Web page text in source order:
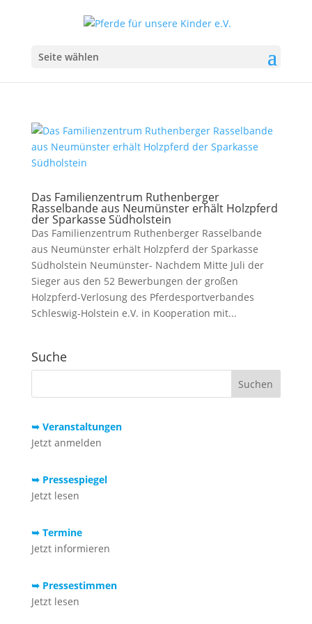
Seite wählen
Das Familienzentrum Ruthenberger
Rasselbande aus Neumünster erhält Holzpferd
der Sparkasse Südholstein
Das Familienzentrum Ruthenberger Rasselbande
aus Neumünster erhält Holzpferd der Sparkasse
Südholstein Neumünster- Nachdem Mitte Juli der
Sieger aus den 52 Bewerbungen der großen
Holzpferd-Verlosung des Pferdesportverbandes
Schleswig-Holstein e.V. in Kooperation mit...
Suche
➥ Veranstaltungen
Jetzt anmelden
➥ Pressespiegel
Jetzt lesen
➥ Termine
Jetzt informieren
➥ Pressestimmen
Jetzt lesen